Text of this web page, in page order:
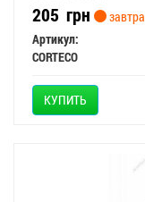
205 грн
завтра
Артикул:
CORTECO
КУПИТЬ